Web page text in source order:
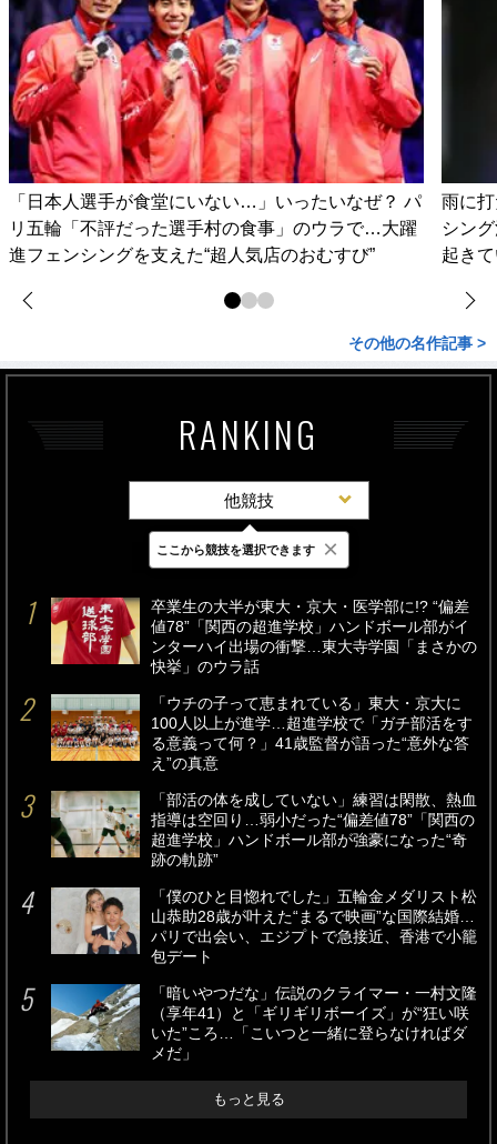
「日本人選手が食堂にいない…」いったいなぜ？ パ
リ五輪「不評だった選手村の食事」のウラで…大躍
進フェンシングを支えた“超人気店のおむすび”
雨に
シン
起き
その他の名作記事 >
RANKING
他競技
最新 24時間 週間
卒業生の大半が東大・京大・医学部に!? “偏差
値78”「関西の超進学校」ハンドボール部がイ
ンターハイ出場の衝撃…東大寺学園「まさかの
快挙」のウラ話
「ウチの子って恵まれている」東大・京大に
100人以上が進学…超進学校で「ガチ部活をす
る意義って何？」41歳監督が語った“意外な答
え”の真意
「部活の体を成していない」練習は閑散、熱血
指導は空回り…弱小だった“偏差値78”「関西の
超進学校」ハンドボール部が強豪になった“奇
跡の軌跡”
「僕のひと目惚れでした」五輪金メダリスト松
山恭助28歳が叶えた“まるで映画”な国際結婚…
パリで出会い、エジプトで急接近、香港で小籠
包デート
「暗いやつだな」伝説のクライマー・一村文隆
（享年41）と「ギリギリボーイズ」が“狂い咲
いた”ころ…「こいつと一緒に登らなければダ
メだ」
もっと見る
ここから競技を選択できます ×